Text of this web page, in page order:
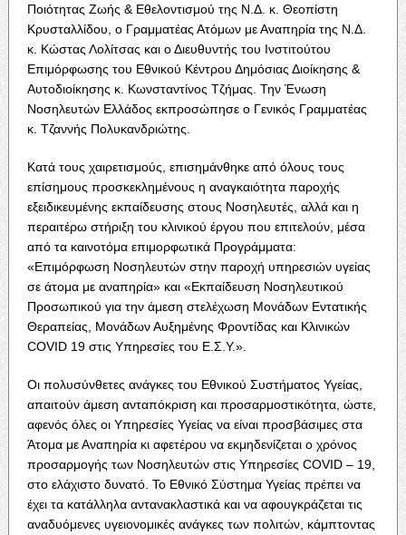
Ποιότητας Ζωής & Εθελοντισμού της Ν.Δ. κ. Θεοπίστη
Κρυσταλλίδου, ο Γραμματέας Ατόμων με Αναπηρία της Ν.Δ.
κ. Κώστας Λολίτσας και ο Διευθυντής του Ινστιτούτου
Επιμόρφωσης του Εθνικού Κέντρου Δημόσιας Διοίκησης &
Αυτοδιοίκησης κ. Κωνσταντίνος Τζήμας. Την Ένωση
Νοσηλευτών Ελλάδος εκπροσώπησε ο Γενικός Γραμματέας
κ. Τζαννής Πολυκανδριώτης.
Κατά τους χαιρετισμούς, επισημάνθηκε από όλους τους
επίσημους προσκεκλημένους η αναγκαιότητα παροχής
εξειδικευμένης εκπαίδευσης στους Νοσηλευτές, αλλά και η
περαιτέρω στήριξη του κλινικού έργου που επιτελούν, μέσα
από τα καινοτόμα επιμορφωτικά Προγράμματα:
«Επιμόρφωση Νοσηλευτών στην παροχή υπηρεσιών υγείας
σε άτομα με αναπηρία» και «Εκπαίδευση Νοσηλευτικού
Προσωπικού για την άμεση στελέχωση Μονάδων Εντατικής
Θεραπείας, Μονάδων Αυξημένης Φροντίδας και Κλινικών
COVID 19 στις Υπηρεσίες του Ε.Σ.Υ.».
Οι πολυσύνθετες ανάγκες του Εθνικού Συστήματος Υγείας,
απαιτούν άμεση ανταπόκριση και προσαρμοστικότητα, ώστε,
αφενός όλες οι Υπηρεσίες Υγείας να είναι προσβάσιμες στα
Άτομα με Αναπηρία κι αφετέρου να εκμηδενίζεται ο χρόνος
προσαρμογής των Νοσηλευτών στις Υπηρεσίες COVID – 19,
στο ελάχιστο δυνατό. Το Εθνικό Σύστημα Υγείας πρέπει να
έχει τα κατάλληλα αντανακλαστικά και να αφουγκράζεται τις
αναδυόμενες υγειονομικές ανάγκες των πολιτών, κάμπτοντας